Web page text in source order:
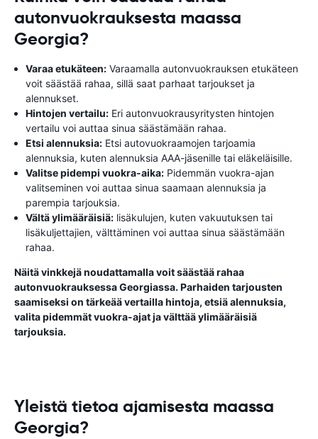
autonvuokrauksesta maassa
Georgia?
Varaa etukäteen: Varaamalla autonvuokrauksen etukäteen
voit säästää rahaa, sillä saat parhaat tarjoukset ja
alennukset.
Hintojen vertailu: Eri autonvuokrausyritysten hintojen
vertailu voi auttaa sinua säästämään rahaa.
Etsi alennuksia: Etsi autovuokraamojen tarjoamia
alennuksia, kuten alennuksia AAA-jäsenille tai eläkeläisille.
Valitse pidempi vuokra-aika: Pidemmän vuokra-ajan
valitseminen voi auttaa sinua saamaan alennuksia ja
parempia tarjouksia.
Vältä ylimääräisiä: lisäkulujen, kuten vakuutuksen tai
lisäkuljettajien, välttäminen voi auttaa sinua säästämään
rahaa.
Näitä vinkkejä noudattamalla voit säästää rahaa
autonvuokrauksessa Georgiassa. Parhaiden tarjousten
saamiseksi on tärkeää vertailla hintoja, etsiä alennuksia,
valita pidemmät vuokra-ajat ja välttää ylimääräisiä
tarjouksia.
Yleistä tietoa ajamisesta maassa
Georgia?